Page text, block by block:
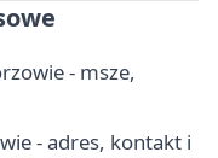
- msze,
- adres, kontakt i